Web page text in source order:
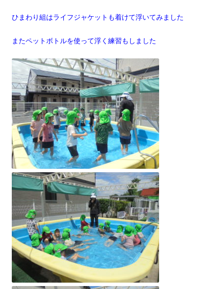
ひまわり組はライフジャケットも着けて浮いてみました
またペットボトルを使って浮く練習もしました